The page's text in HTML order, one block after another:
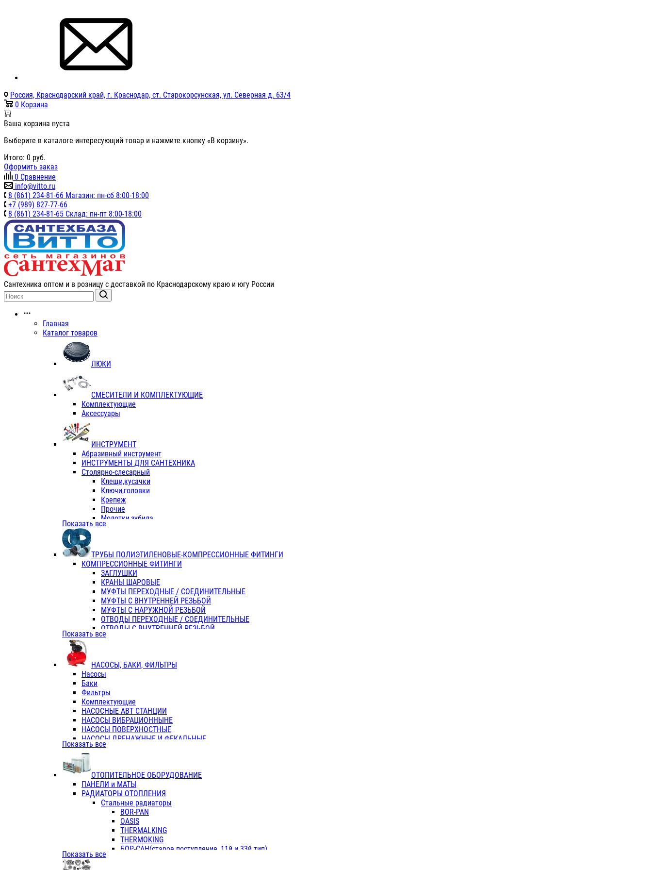
Россия, Краснодарский край, г. Краснодар, ст. Старокорсунская, ул. Северная д. 63/4
0 Корзина
Ваша корзина пуста
Выберите в каталоге интересующий товар и нажмите кнопку «В корзину».
Итого: 0 руб.
Оформить заказ
0 Сравнение
info@vitto.ru
8 (861) 234-81-66 Магазин: пн-сб 8:00-18:00
+7 (989) 827-77-66
8 (861) 234-81-65 Склад: пн-пт 8:00-18:00
Сантехника оптом и в розницу с доставкой по Краснодарскому краю и югу России
Главная
Каталог товаров
ЛЮКИ
СМЕСИТЕЛИ И КОМПЛЕКТУЮЩИЕ
Комплектующие
Аксессуары
ИНСТРУМЕНТ
Абразивный инструмент
ИНСТРУМЕНТЫ ДЛЯ САНТЕХНИКА
Столярно-слесарный
Клещи,кусачки
Ключи,головки
Крепеж
Прочие
Молотки,зубила
Пассатижи,тонкогубцы,утконосы
Отвертки
Хоз. инвентарь
ЭЛ. ИНСТРУМЕНТ OASIS
Показать все
ТРУБЫ ПОЛИЭТИЛЕНОВЫЕ-КОМПРЕССИОННЫЕ ФИТИНГИ
КОМПРЕССИОННЫЕ ФИТИНГИ
ЗАГЛУШКИ
КРАНЫ ШАРОВЫЕ
МУФТЫ ПЕРЕХОДНЫЕ / СОЕДИНИТЕЛЬНЫЕ
МУФТЫ С ВНУТРЕННЕЙ РЕЗЬБОЙ
МУФТЫ С НАРУЖНОЙ РЕЗЬБОЙ
ОТВОДЫ ПЕРЕХОДНЫЕ / СОЕДИНИТЕЛЬНЫЕ
ОТВОДЫ С ВНУТРЕННЕЙ РЕЗЬБОЙ
ОТВОДЫ С НАРУЖНОЙ РЕЗЬБОЙ
ТРОЙНИКИ ПЕРЕХОДНЫЕ / СОЕДИНИТЕЛЬНЫЕ
ТРОЙНИКИ С ВНУТРЕННЕЙ РЕЗЬБОЙ
КОЛЬЦА РЕЗИНОВЫЕ
ТРУБЫ НАПОРНЫЕ
ТРУБЫ ГОФРИРОВАННЫЕ ДВУХСЛ.
ТРУБЫ ПОЛИЭТИЛЕНОВЫЕ
Показать все
НАСОСЫ, БАКИ, ФИЛЬТРЫ
Насосы
Баки
Фильтры
Комплектующие
НАСОСНЫЕ АВТ СТАНЦИИ
НАСОСЫ ВИБРАЦИОННЫНЕ
НАСОСЫ ПОВЕРХНОСТНЫЕ
НАСОСЫ ДРЕНАЖНЫЕ И ФЕКАЛЬНЫЕ
НАСОСЫ ПОВЫСИТ и ЦИРКУЛЯЦИОННЫЕ
НАСОСЫ СКВАЖИННЫЕ
Показать все
ОТОПИТЕЛЬНОЕ ОБОРУДОВАНИЕ
ПАНЕЛИ и МАТЫ
РАДИАТОРЫ ОТОПЛЕНИЯ
Стальные радиаторы
BOR-PAN
OASIS
THERMALKING
THERMOKING
БОР-САН(старое поступление, 11й и 33й тип)
Показать все